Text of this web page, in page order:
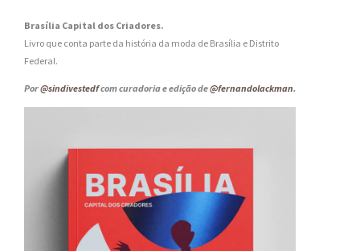
Brasília Capital dos Criadores.
Livro que conta parte da história da moda de Brasília e Distrito
Federal.
Por@sindivestedfcom curadoria e edição de@fernandolackman.